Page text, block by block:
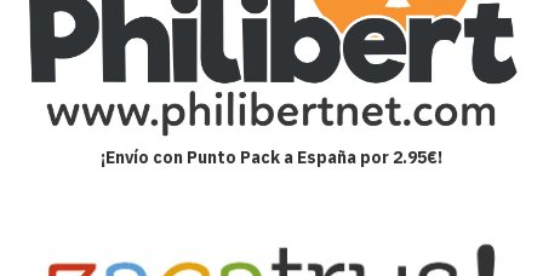
¡Envío con Punto Pack a España por 2.95€!